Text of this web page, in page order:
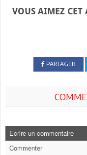
VOUS AIMEZ CET
PARTAGER
Ecrire un commentaire
Commenter